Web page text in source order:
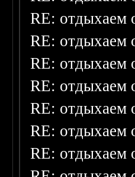
RE: отдыхаем
RE: отдыхаем
RE: отдыхаем
RE: отдыхаем
RE: отдыхаем
RE: отдыхаем
RE: отдыхаем